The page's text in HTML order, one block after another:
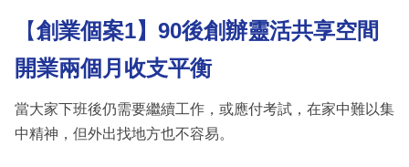
【創業個案1】90後創辦靈活共享空間
開業兩個月收支平衡
當大家下班後仍需要繼續工作，或應付考試，在家中難以集
中精神，但外出找地方也不容易。